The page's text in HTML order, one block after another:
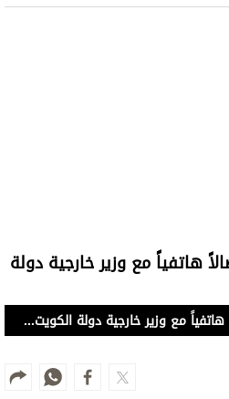
هاتفياً مع وزير خارجية دولة
عبدالله بن زايد يجري اتصالاً هاتفياً مع وزير خارجية دولة الكويت الشقيقة